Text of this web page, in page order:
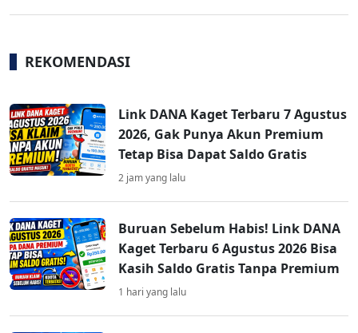
REKOMENDASI
Link DANA Kaget Terbaru 7 Agustus
2026, Gak Punya Akun Premium
Tetap Bisa Dapat Saldo Gratis
2 jam yang lalu
Buruan Sebelum Habis! Link DANA
Kaget Terbaru 6 Agustus 2026 Bisa
Kasih Saldo Gratis Tanpa Premium
1 hari yang lalu